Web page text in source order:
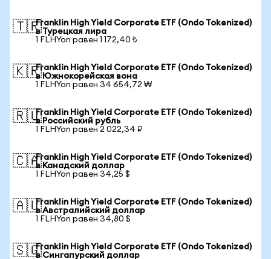
🇹🇷Franklin High Yield Corporate ETF (Ondo Tokenized)
в Турецкая лира
1 FLHYon равен 1 172,40 ₺
🇰🇷Franklin High Yield Corporate ETF (Ondo Tokenized)
в Южнокорейская вона
1 FLHYon равен 34 654,72 ₩
🇷🇺Franklin High Yield Corporate ETF (Ondo Tokenized)
в Российский рубль
1 FLHYon равен 2 022,34 ₽
🇨🇦Franklin High Yield Corporate ETF (Ondo Tokenized)
в Канадский доллар
1 FLHYon равен 34,25 $
🇦🇺Franklin High Yield Corporate ETF (Ondo Tokenized)
в Австралийский доллар
1 FLHYon равен 34,80 $
🇸🇬Franklin High Yield Corporate ETF (Ondo Tokenized)
в Сингапурский доллар